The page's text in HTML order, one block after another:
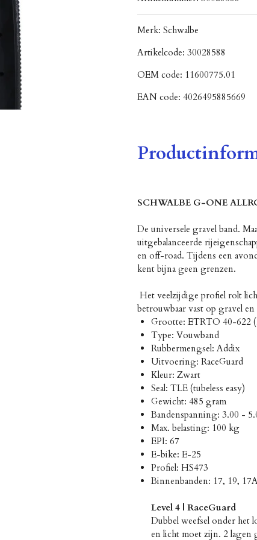
Merk: Schwalbe
Artikelcode: 30028588
OEM code: 11600775.01
EAN code: 4026495885669
SCHWALBE G-ONE
De universele gravel band.
uitgebalanceerde
en off-road. Tijdens een
kent bijna geen grenzen.
 Het veelzijdige profiel rolt
betrouwbaar vast op gravel
Grootte: ETRTO 40-622
Type: Vouwband
Rubbermengsel: Addix
Uitvoering: RaceGuard
Kleur: Zwart
Seal: TLE (tubeless easy)
Gewicht: 485 gram
Bandenspanning: 3.00 -
Max. belasting: 100 kg
EPI: 67
E-bike: E-25
Profiel: HS473
Binnenbanden: 17, 19,
Level 4 | RaceGuard
Dubbel weefsel onder het
en licht moet zijn. 2 lagen